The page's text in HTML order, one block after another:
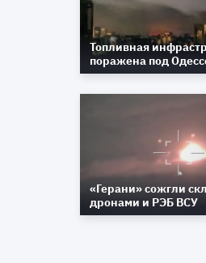
Топливная
поражена под
«Герани» сожгли
дронами и РЭБ ВСУ